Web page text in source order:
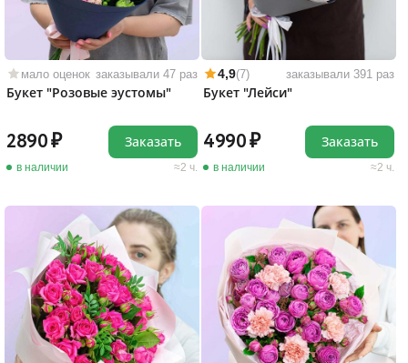
мало оценок заказывали 47 раз
Букет "Розовые эустомы"
2890
в наличии 2 ч.
Заказать
4,9(7) заказывали 391 раз
Букет "Лейси"
4990
в наличии 2 ч.
Заказать